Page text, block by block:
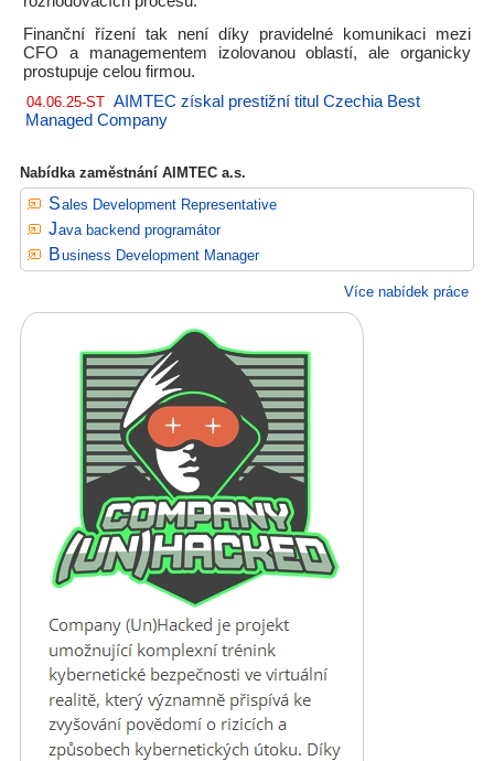
Finanční řízení tak není díky pravidelné komunikaci mezi
CFO a managementem izolovanou oblastí, ale organicky
prostupuje celou firmou.
04.06.25-ST AIMTEC získal prestižní titul Czechia Best
Managed Company
Nabídka zaměstnání AIMTEC a.s.
Sales Development Representative
Java backend programátor
Business Development Manager
Více nabídek práce